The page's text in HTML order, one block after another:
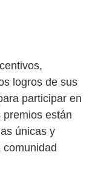
logros de sus
participar en
están
únicas y
comunidad